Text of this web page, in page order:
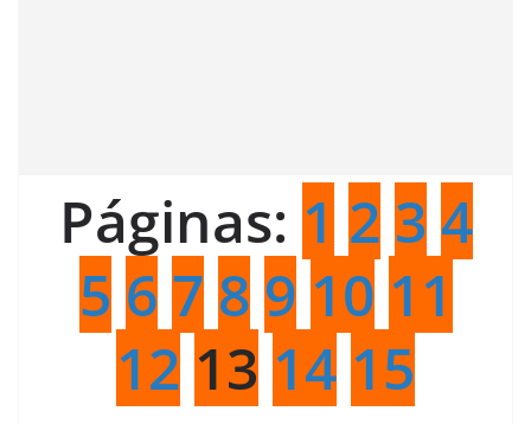
Páginas: 1 2 3 4
5 6 7 8 9 10 11
12 13 14 15